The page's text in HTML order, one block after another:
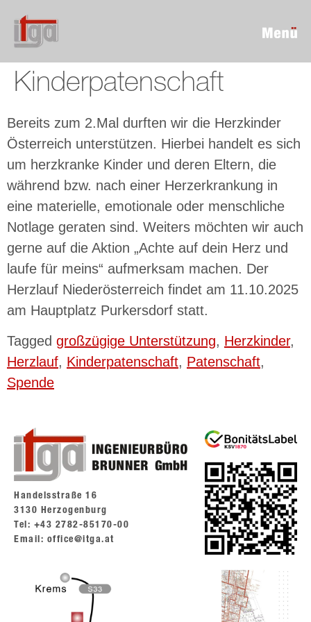
Kinderpatenschaft
Bereits zum 2.Mal durften wir die Herzkinder
Österreich unterstützen. Hierbei handelt es sich
um herzkranke Kinder und deren Eltern, die
während bzw. nach einer Herzerkrankung in
eine materielle, emotionale oder menschliche
Notlage geraten sind. Weiters möchten wir auch
gerne auf die Aktion „Achte auf dein Herz und
laufe für meins“ aufmerksam machen. Der
Herzlauf Niederösterreich findet am 11.10.2025
am Hauptplatz Purkersdorf statt.
Tagged großzügige Unterstützung, Herzkinder,
Herzlauf, Kinderpatenschaft, Patenschaft,
Spende
Handelsstraße 16
3130 Herzogenburg
Tel: +43 2782-85170-00
Email: office@itga.at